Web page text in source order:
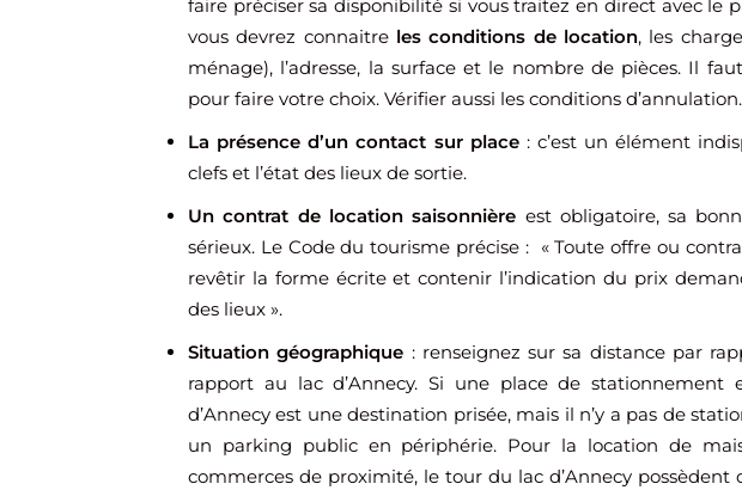
faire préciser sa disponibilité si vous traitez en direct avec le
vous devrez connaitre les conditions de location, les
ménage), l’adresse, la surface et le nombre de pièces. Il
pour faire votre choix. Vérifier aussi les conditions d’annulation.
La présence d’un contact sur place: c’est un élément
clefs et l’état des lieux de sortie.
Un contrat de location saisonnière est obligatoire, sa
sérieux. Le Code du tourisme précise : « Toute offre ou
revêtir la forme écrite et contenir l’indication du prix
des lieux ».
Situation géographique : renseignez sur sa distance par
rapport au lac d’Annecy. Si une place de stationnement
d’Annecy est une destination prisée, mais il n’y a pas de
un parking public en périphérie. Pour la location de
commerces de proximité, le tour du lac d’Annecy possèdent